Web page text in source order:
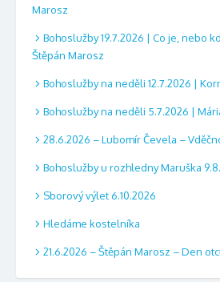
Marosz
Bohoslužby 19.7.2026 | Co je, nebo
Štěpán Marosz
Bohoslužby na neděli 12.7.2026 |
Bohoslužby na neděli 5.7.2026 |
28.6.2026 – Lubomír Čevela –
Bohoslužby u rozhledny Maruška
Sborový výlet 6.10.2026
Hledáme kostelníka
21.6.2026 – Štěpán Marosz – Den